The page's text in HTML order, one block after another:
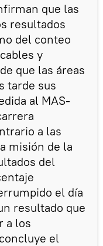
que las
resultados
del conteo
y
que las áreas
tarde sus
al MAS-
a las
misión de la
del
el día
resultado que
a los
el